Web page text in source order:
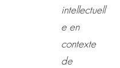
intellectuell
e en
contexte
de